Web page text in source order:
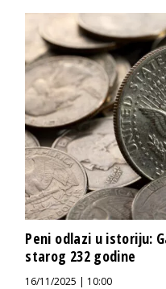
Peni odlazi u istoriju:
starog 232 godine
16/11/2025 | 10:00